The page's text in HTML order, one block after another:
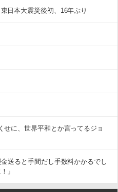
日本大震災後初、16年ぶり
せに、世界平和とか言ってるジョ
送ると手間だし手数料かかるでし
」